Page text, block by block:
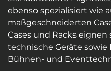
ebenso spezialisiert wie
maßgeschneiderten
Cases und Racks
technische Geräte
Bühnen- und